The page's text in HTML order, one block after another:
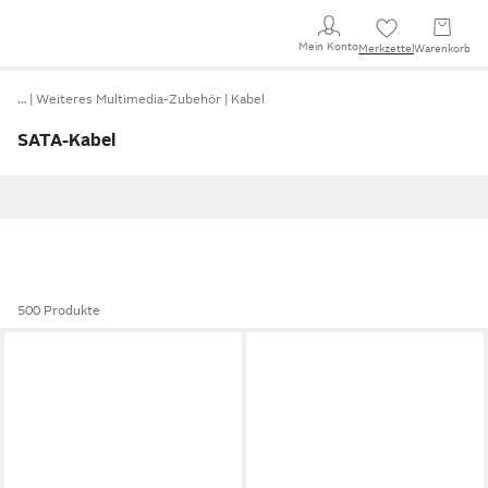
Mein KontoMerkzettel Warenkorb
… Weiteres Multimedia-Zubehör Kabel
SATA-Kabel
500 Produkte